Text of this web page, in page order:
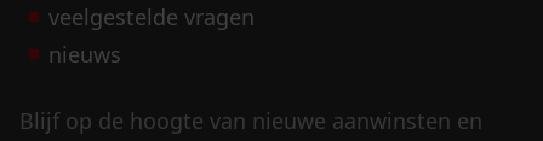
veelgestelde vragen
nieuws
Blijf op de hoogte van nieuwe aanwinsten en